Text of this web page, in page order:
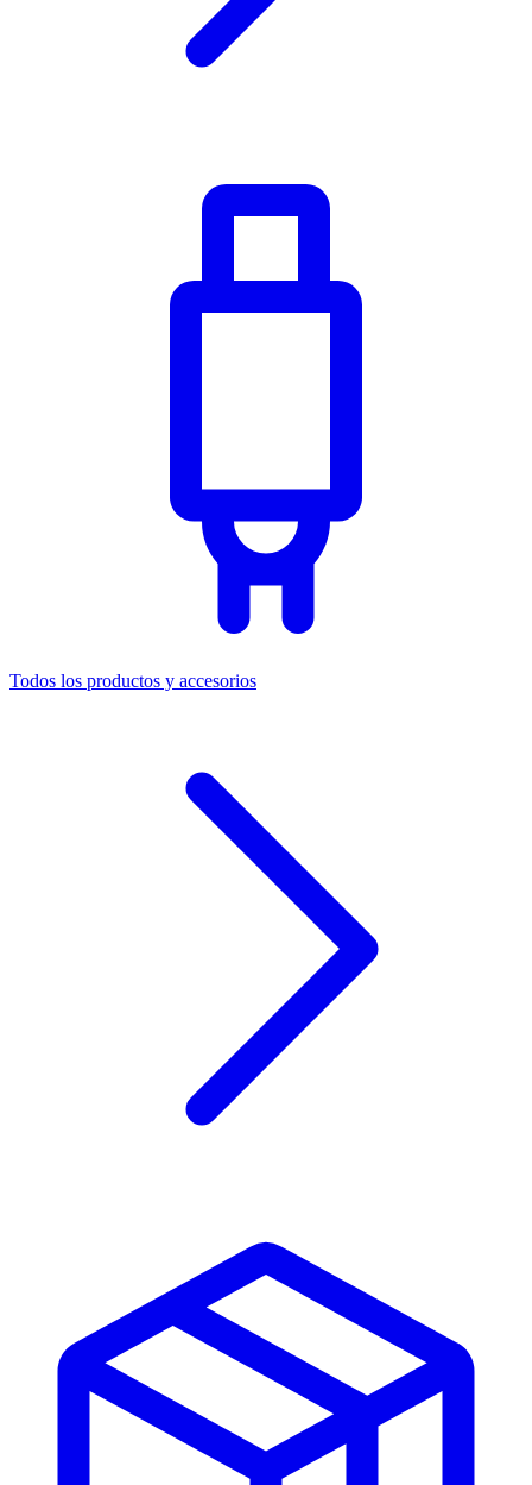
Todos los productos y accesorios